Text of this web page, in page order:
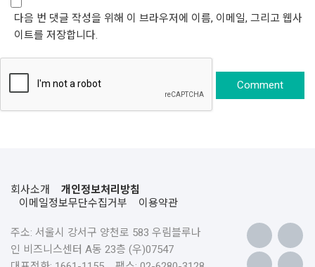
다음 번 댓글 작성을 위해 이 브라우저에 이름, 이메일, 그리고 웹사
이트를 저장합니다.
회사소개
개인정보처리방침
이메일정보무단수집거부
이용약관
주소: 서울시 강서구 양천로 583 우림블루나
인 비즈니스센터 A동 23층 (우)07547